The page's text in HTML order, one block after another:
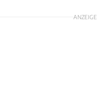
ANZEIGE